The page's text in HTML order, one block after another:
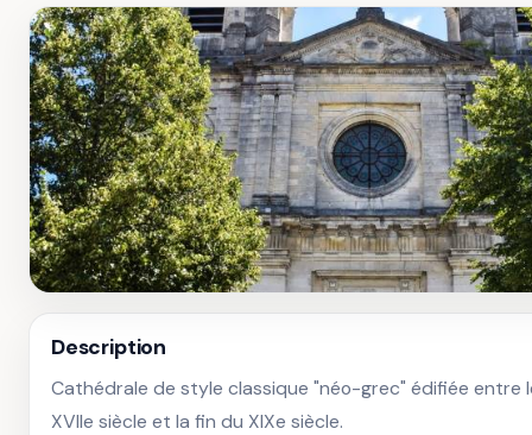
Description
Cathédrale de style classique "néo-grec" édifiée entre
XVIIe siècle et la fin du XIXe siècle.